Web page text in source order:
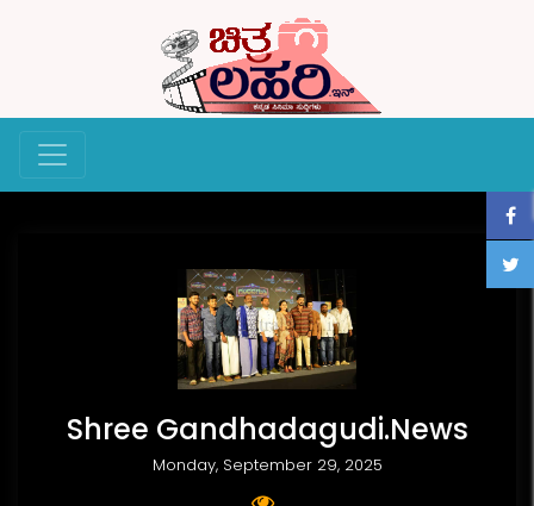
Shree Gandhadagudi.News
Monday, September 29, 2025